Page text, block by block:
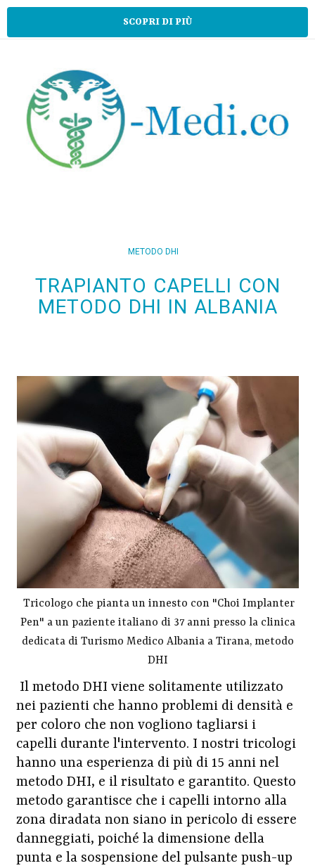
SCOPRI DI PIÙ
METODO DHI
TRAPIANTO CAPELLI CON
METODO DHI IN ALBANIA
Tricologo che pianta un innesto con "Choi Implanter
Pen" a un paziente italiano di 37 anni presso la clinica
dedicata di Turismo Medico Albania a Tirana, metodo
DHI
Il metodo DHI viene solitamente utilizzato
nei pazienti che hanno problemi di densità e
per coloro che non vogliono tagliarsi i
capelli durante l'intervento. I nostri tricologi
hanno una esperienza di più di 15 anni nel
metodo DHI, e il risultato e garantito. Questo
metodo garantisce che i capelli intorno alla
zona diradata non siano in pericolo di essere
danneggiati, poiché la dimensione della
punta e la sospensione del pulsante push-up